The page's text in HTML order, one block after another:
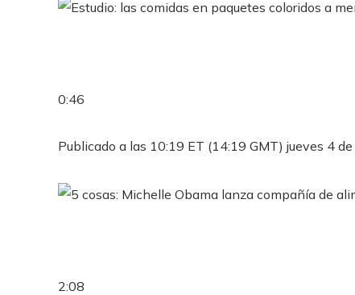
0:46
Publicado a las 10:19 ET (14:19 GMT) jueves 4
2:08